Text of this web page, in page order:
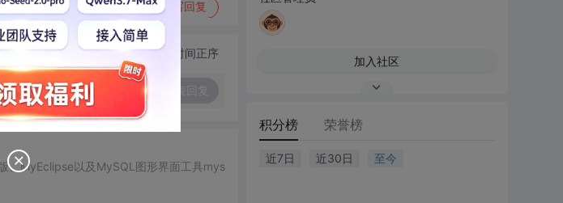
写回复
切换为时间正序
MyEclipse以及MySQL图形界面工具mys
加入社区
积分榜 荣誉榜
近7日 近30日 至今